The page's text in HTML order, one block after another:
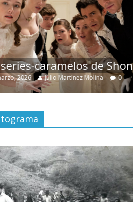
de Shondaland
Martínez Molina 0